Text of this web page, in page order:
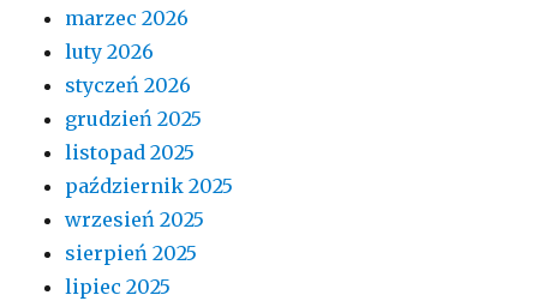
marzec 2026
luty 2026
styczeń 2026
grudzień 2025
listopad 2025
październik 2025
wrzesień 2025
sierpień 2025
lipiec 2025